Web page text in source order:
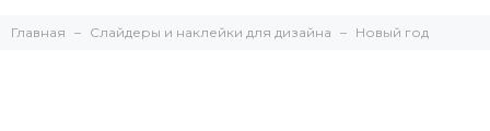
Главная Слайдеры и наклейки для дизайна Новый год